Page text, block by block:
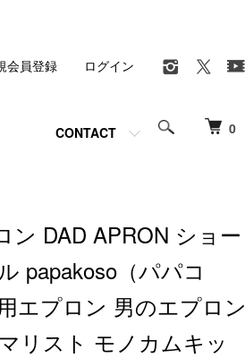
0
CONTACT
会員登録 ログイン
ン DAD APRON ショー
papakoso（パパコ
エプロン 男のエプロン
リスト モノカムキッ